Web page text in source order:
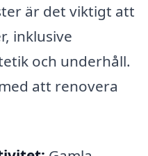
är det viktigt att
inklusive
och underhåll.
att renovera